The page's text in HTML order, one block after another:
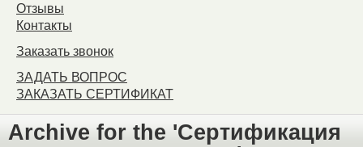
Отзывы
Контакты
Заказать звонок
ЗАДАТЬ ВОПРОС
ЗАКАЗАТЬ СЕРТИФИКАТ
Archive for the 'Сертификация